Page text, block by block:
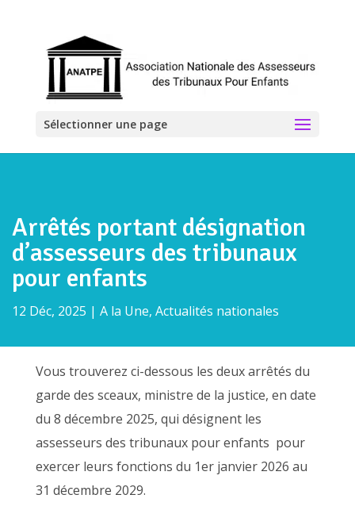
Sélectionner une page
Arrêtés portant désignation
d’assesseurs des tribunaux
pour enfants
12 Déc, 2025 | A la Une, Actualités nationales
Vous trouverez ci-dessous les deux arrêtés du
garde des sceaux, ministre de la justice, en date
du 8 décembre 2025, qui désignent les
assesseurs des tribunaux pour enfants pour
exercer leurs fonctions du 1er janvier 2026 au
31 décembre 2029.